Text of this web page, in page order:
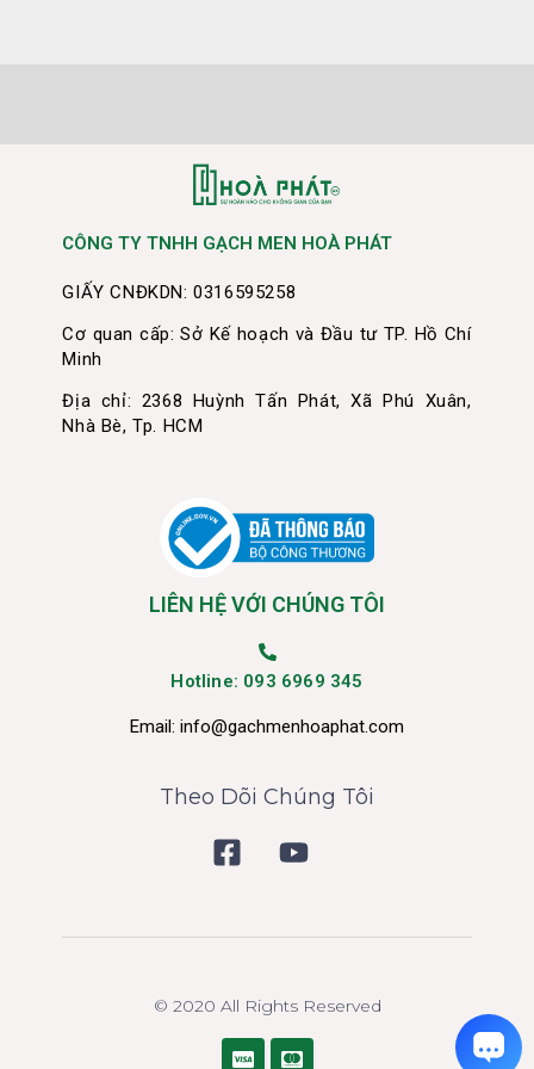
CÔNG TY TNHH GẠCH MEN HOÀ PHÁT
GIẤY CNĐKDN: 0316595258
Cơ quan cấp: Sở Kế hoạch và Đầu tư TP. Hồ Chí
Minh
Địa chỉ: 2368 Huỳnh Tấn Phát, Xã Phú Xuân,
Nhà Bè, Tp. HCM
LIÊN HỆ VỚI CHÚNG TÔI
Hotline: 093 6969 345
Email: info@gachmenhoaphat.com
Theo Dõi Chúng Tôi
© 2020 All Rights Reserved